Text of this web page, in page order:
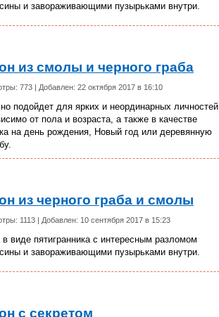
и завораживающими пузырьками внутри.
из смолы и черного граба
773 | Добавлен: 22 октября 2017 в 16:10
подойдет для ярких и неординарных личностей
от пола и возраста, а также в качестве
на день рождения, Новый год или деревянную
из черного граба и смолы
1113 | Добавлен: 10 сентября 2017 в 15:23
в виде пятигранника с интересным разломом
и завораживающими пузырьками внутри.
с секретом